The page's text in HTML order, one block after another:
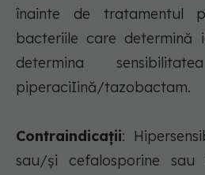
înainte de tratamentul
bacteriile care
determina
piperaciIină/tazobactam.
Contraindicații:
sau/şi cefalosporine